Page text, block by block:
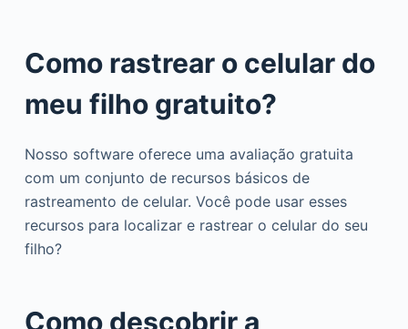
Como rastrear o celular do
meu filho gratuito?
Nosso software oferece uma avaliação gratuita
com um conjunto de recursos básicos de
rastreamento de celular. Você pode usar esses
recursos para localizar e rastrear o celular do seu
filho?
Como descobrir a